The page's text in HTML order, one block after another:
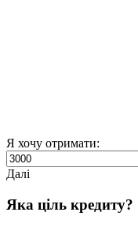
Я хочу отримати:
Далі
Яка ціль кредиту?